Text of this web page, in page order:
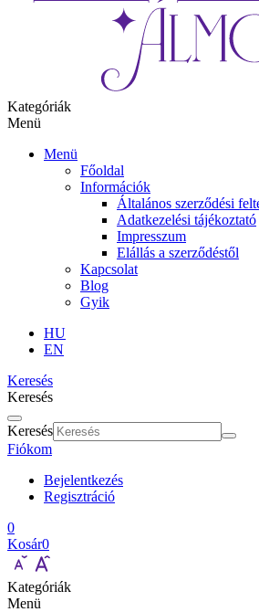
Kategóriák
Menü
Menü
Főoldal
Információk
Általános szerződési
Adatkezelési tájékoztató
Impresszum
Elállás a szerződéstől
Kapcsolat
Blog
Gyik
HU
EN
Keresés
Keresés
Keresés
Fiókom
Bejelentkezés
Regisztráció
0
Kosár0
Kategóriák
Menü